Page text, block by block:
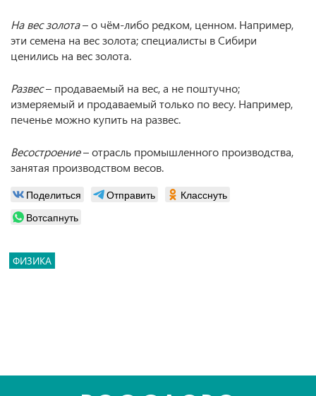
На вес золота– о чём-либо редком, ценном. Например,
эти семена на вес золота; специалисты в Сибири
ценились на вес золота.
Развес– продаваемый на вес, а не поштучно;
измеряемый и продаваемый только по весу. Например,
печенье можно купить на развес.
Весостроение– отрасль промышленного производства,
занятая производством весов.
Поделиться Отправить
Класснуть
Вотсапнуть
ФИЗИКА